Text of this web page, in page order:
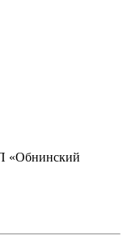
«Обнинский